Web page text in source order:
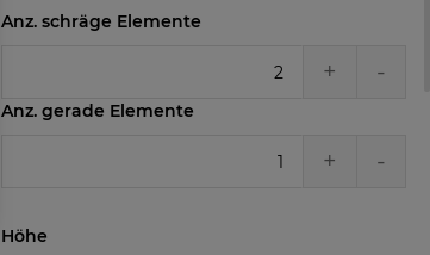
Anz. schräge Elemente
+ -
Anz. gerade Elemente
+ -
Höhe